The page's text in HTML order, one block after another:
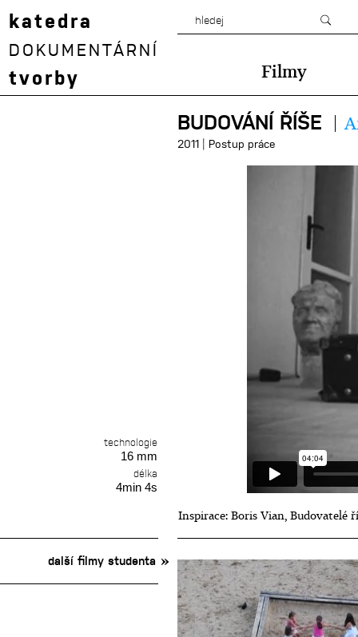
katedra
DOKUMENTÁRNÍ
tvorby Filmy
BUDOVÁNÍ ŘÍŠE
2011 | Postup práce
technologie
16 mm
délka
4min 4s
Inspirace: Boris Vian, Budovatelé
další filmy studenta